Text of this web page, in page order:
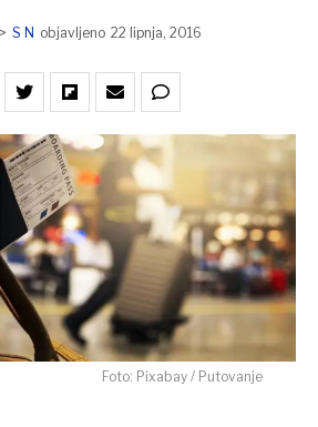
> S N objavljeno 22 lipnja, 2016
Foto: Pixabay / Putovanje